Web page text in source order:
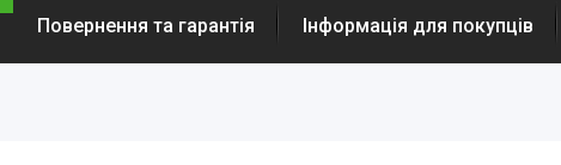
Повернення та гарантія Інформація для покупців